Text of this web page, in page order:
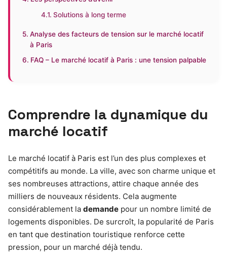
Solutions à long terme
Analyse des facteurs de tension sur le marché locatif
à Paris
FAQ – Le marché locatif à Paris : une tension palpable
Comprendre la dynamique du
marché locatif
Le marché locatif à Paris est l’un des plus complexes et
compétitifs au monde. La ville, avec son charme unique et
ses nombreuses attractions, attire chaque année des
milliers de nouveaux résidents. Cela augmente
considérablement la demande pour un nombre limité de
logements disponibles. De surcroît, la popularité de Paris
en tant que destination touristique renforce cette
pression, pour un marché déjà tendu.